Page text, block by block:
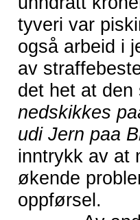
tyveri var
også arbeid i
av
det het at
nedskikkes
udi Jern paa
inntrykk av at
økende
oppførsel.